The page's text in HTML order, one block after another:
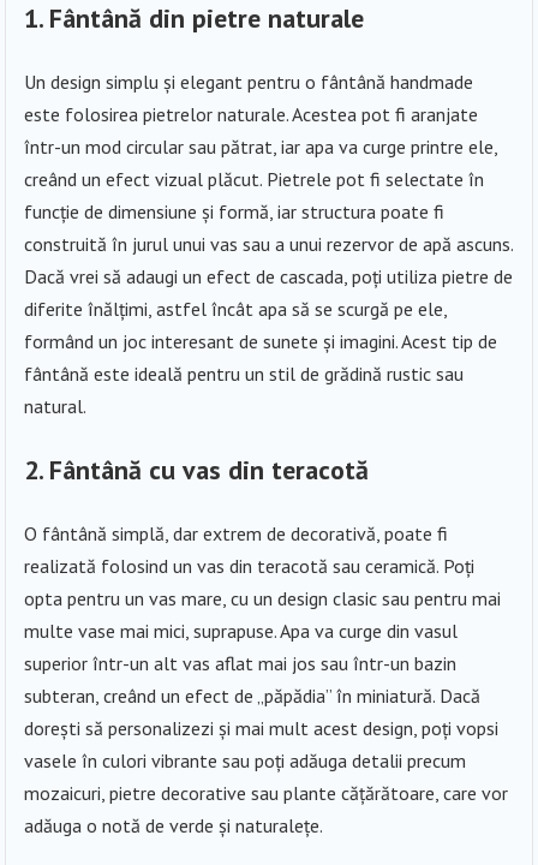
1. Fântână din pietre naturale
Un design simplu și elegant pentru o fântână handmade
este folosirea pietrelor naturale. Acestea pot fi aranjate
într-un mod circular sau pătrat, iar apa va curge printre ele,
creând un efect vizual plăcut. Pietrele pot fi selectate în
funcție de dimensiune și formă, iar structura poate fi
construită în jurul unui vas sau a unui rezervor de apă ascuns.
Dacă vrei să adaugi un efect de cascada, poți utiliza pietre de
diferite înălțimi, astfel încât apa să se scurgă pe ele,
formând un joc interesant de sunete și imagini. Acest tip de
fântână este ideală pentru un stil de grădină rustic sau
natural.
2. Fântână cu vas din teracotă
O fântână simplă, dar extrem de decorativă, poate fi
realizată folosind un vas din teracotă sau ceramică. Poți
opta pentru un vas mare, cu un design clasic sau pentru mai
multe vase mai mici, suprapuse. Apa va curge din vasul
superior într-un alt vas aflat mai jos sau într-un bazin
subteran, creând un efect de „păpădia” în miniatură. Dacă
dorești să personalizezi și mai mult acest design, poți vopsi
vasele în culori vibrante sau poți adăuga detalii precum
mozaicuri, pietre decorative sau plante cățărătoare, care vor
adăuga o notă de verde și naturalețe.